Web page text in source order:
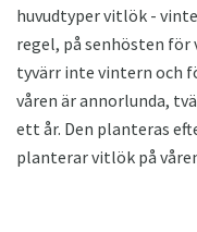
huvudtyper vitlök -
regel, på senhösten
tyvärr inte vintern och
våren är annorlunda,
ett år. Den planteras
planterar vitlök på